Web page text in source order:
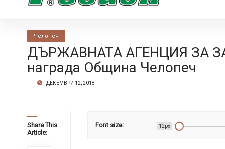
администрация
В БУНТОВНОТО
Челопеч
ДЪРЖАВНАТА АГЕНЦИЯ ЗА
награда Община Челопеч
ДЕКЕМВРИ 12, 2018
Share This
Article:
Font size: 12px